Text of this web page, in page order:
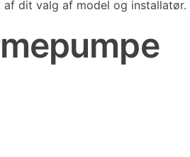
dit valg af model og installatør.